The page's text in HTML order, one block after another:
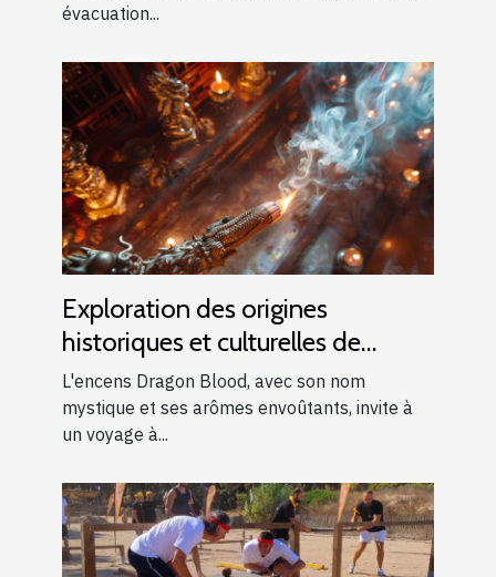
évacuation...
Exploration des origines
historiques et culturelles de
l'encens Dragon Blood
L'encens Dragon Blood, avec son nom
mystique et ses arômes envoûtants, invite à
un voyage à...